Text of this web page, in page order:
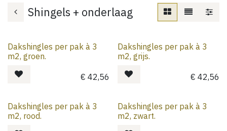
Shingels + onderlaag
Dakshingles per pak à 3
m2, groen.
€ 42,56
Dakshingles per pak à 3
m2, grijs.
€ 42,56
Dakshingles per pak à 3
m2, rood.
Dakshingles per pak à 3
m2, zwart.